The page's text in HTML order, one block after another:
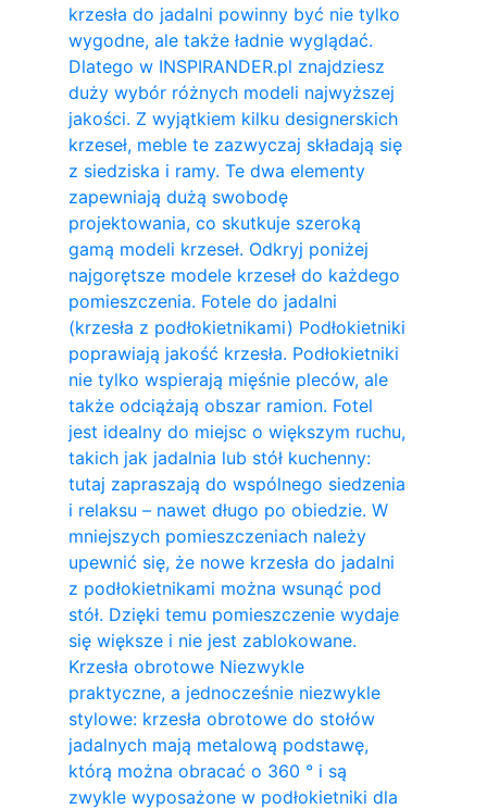
krzesła do jadalni powinny być nie tylko
wygodne, ale także ładnie wyglądać.
Dlatego w INSPIRANDER.pl znajdziesz
duży wybór różnych modeli najwyższej
jakości. Z wyjątkiem kilku designerskich
krzeseł, meble te zazwyczaj składają się
z siedziska i ramy. Te dwa elementy
zapewniają dużą swobodę
projektowania, co skutkuje szeroką
gamą modeli krzeseł. Odkryj poniżej
najgorętsze modele krzeseł do każdego
pomieszczenia. Fotele do jadalni
(krzesła z podłokietnikami) Podłokietniki
poprawiają jakość krzesła. Podłokietniki
nie tylko wspierają mięśnie pleców, ale
także odciążają obszar ramion. ​Fotel
jest idealny do miejsc o większym ruchu,
takich jak jadalnia lub stół kuchenny:
tutaj zapraszają do wspólnego siedzenia
i relaksu – nawet długo po obiedzie. W
mniejszych pomieszczeniach należy
upewnić się, że nowe krzesła do jadalni
z podłokietnikami można wsunąć pod
stół. Dzięki temu pomieszczenie wydaje
się większe i nie jest zablokowane.
Krzesła obrotowe Niezwykle
praktyczne, a jednocześnie niezwykle
stylowe: krzesła obrotowe do stołów
jadalnych mają metalową podstawę,
którą można obracać o 360 ° i są
zwykle wyposażone w podłokietniki dla